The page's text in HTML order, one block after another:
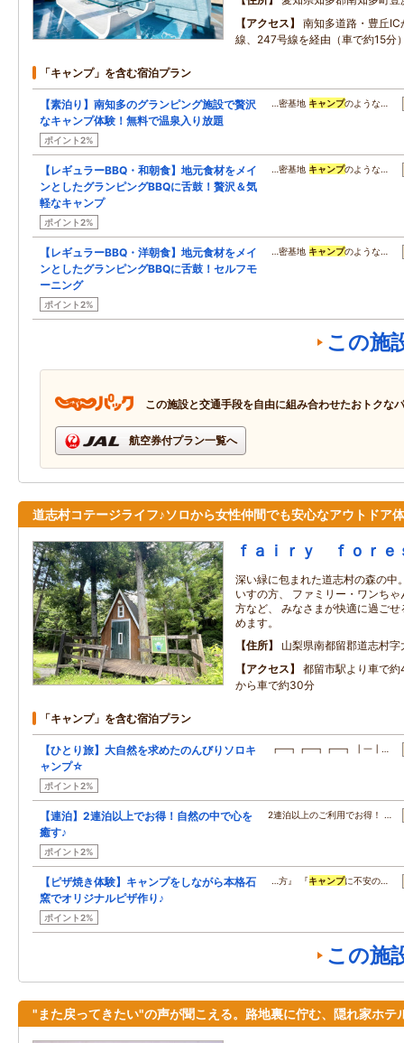
アクセス
南知多道路・豊丘
線、247号線を経由（車で約15分
「キャンプ」を含む宿泊プラン
【素泊り】南知多のグランピング施設で贅沢
なキャンプ体験！無料で温泉入り放題
ポイント2%
…密基地 キャンプのような…
【レギュラーBBQ・和朝食】地元食材をメイ
ンとしたグランピングBBQに舌鼓！贅沢＆気
軽なキャンプ
ポイント2%
…密基地 キャンプのような…
【レギュラーBBQ・洋朝食】地元食材をメイ
ンとしたグランピングBBQに舌鼓！セルフモ
ーニング
ポイント2%
…密基地 キャンプのような…
この施
この施設と交通手段を自由に組み合わせたおトクな
航空券付プラン一覧へ
道志村コテージライフ♪ソロから女性仲間でも安心なアウトドア
ｆａｉｒｙ ｆｏｒｅ
深い緑に包まれた道志村の森の中
いすの方、 ファミリー・ワンち
方など、 みなさまが快適に過ご
めます。
住所
山梨県南都留郡道志村字
アクセス
都留市駅より車で
から車で約30分
「キャンプ」を含む宿泊プラン
【ひとり旅】大自然を求めたのんびりソロキ
ャンプ☆
ポイント2%
┏━┓┏━┓┏━┓ ┃一┃…
【連泊】2連泊以上でお得！自然の中で心を
癒す♪
ポイント2%
2連泊以上のご利用でお得！ …
【ピザ焼き体験】キャンプをしながら本格石
窯でオリジナルピザ作り♪
ポイント2%
…方』 『キャンプに不安の…
この施
"また戻ってきたい"の声が聞こえる。路地裏に佇む、隠れ家ホテ